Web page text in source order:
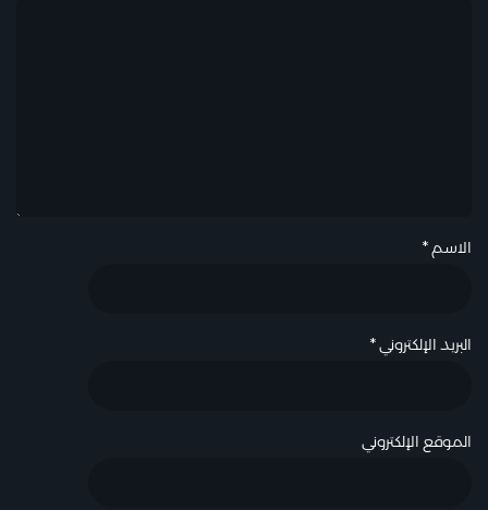
الاسم *
البريد الإلكتروني*
الموقع الإلكتروني